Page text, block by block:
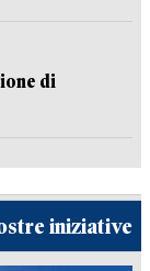
di
iniziative